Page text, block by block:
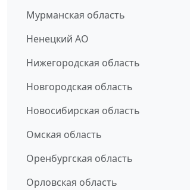
Мурманская область
Ненецкий АО
Нижегородская область
Новгородская область
Новосибирская область
Омская область
Оренбургская область
Орловская область